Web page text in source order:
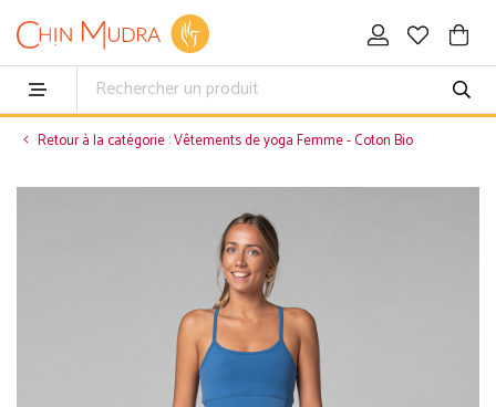
Retour à la catégorie : Vêtements de yoga Femme - Coton Bio